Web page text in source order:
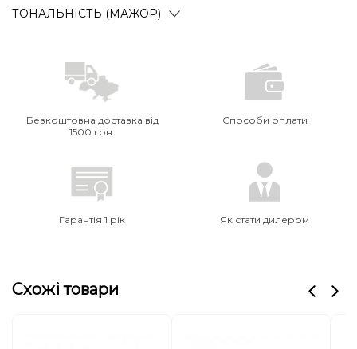
ТОНАЛЬНІСТЬ (МАЖОР)
Безкоштовна доставка від
1500 грн.
Способи оплати
Гарантія 1 рік Як стати дилером
Схожі товари